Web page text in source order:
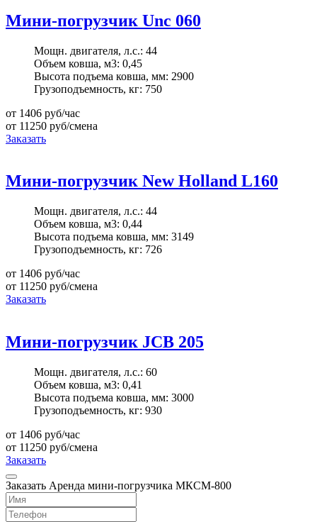
Мини-погрузчик Unc 060
Мощн. двигателя, л.с.: 44
Объем ковша, м3: 0,45
Высота подъема ковша, мм: 2900
Грузоподъемность, кг: 750
от 1406 руб/час
от 11250 руб/смена
Заказать
Мини-погрузчик New Holland L160
Мощн. двигателя, л.с.: 44
Объем ковша, м3: 0,44
Высота подъема ковша, мм: 3149
Грузоподъемность, кг: 726
от 1406 руб/час
от 11250 руб/смена
Заказать
Мини-погрузчик JCB 205
Мощн. двигателя, л.с.: 60
Объем ковша, м3: 0,41
Высота подъема ковша, мм: 3000
Грузоподъемность, кг: 930
от 1406 руб/час
от 11250 руб/смена
Заказать
Заказать Аренда мини-погрузчика МКСМ-800